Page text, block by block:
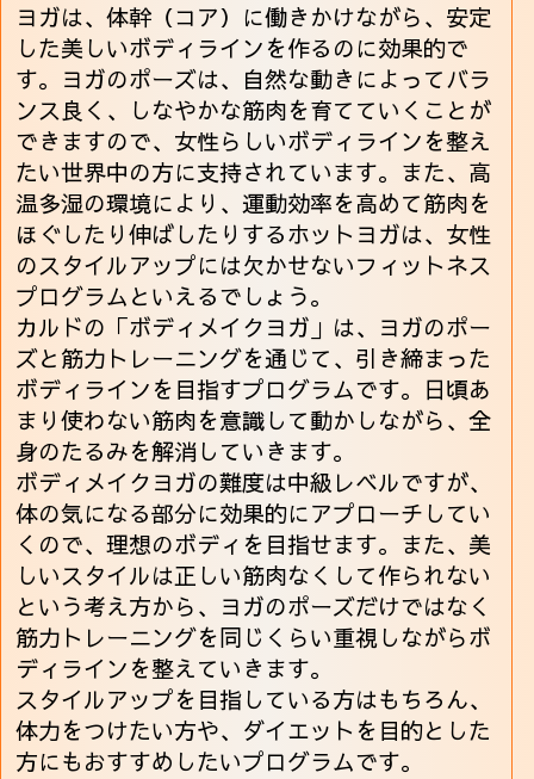
ヨガは、体幹（コア）に働きかけながら、安定
した美しいボディラインを作るのに効果的で
す。ヨガのポーズは、自然な動きによってバラ
ンス良く、しなやかな筋肉を育てていくことが
できますので、女性らしいボディラインを整え
たい世界中の方に支持されています。また、高
温多湿の環境により、運動効率を高めて筋肉を
ほぐしたり伸ばしたりするホットヨガは、女性
のスタイルアップには欠かせないフィットネス
プログラムといえるでしょう。
カルドの「ボディメイクヨガ」は、ヨガのポー
ズと筋力トレーニングを通じて、引き締まった
ボディラインを目指すプログラムです。日頃あ
まり使わない筋肉を意識して動かしながら、全
身のたるみを解消していきます。
ボディメイクヨガの難度は中級レベルですが、
体の気になる部分に効果的にアプローチしてい
くので、理想のボディを目指せます。また、美
しいスタイルは正しい筋肉なくして作られない
という考え方から、ヨガのポーズだけではなく
筋力トレーニングを同じくらい重視しながらボ
ディラインを整えていきます。
スタイルアップを目指している方はもちろん、
体力をつけたい方や、ダイエットを目的とした
方にもおすすめしたいプログラムです。